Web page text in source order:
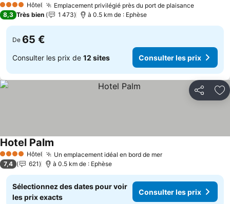
4 Étoiles Hôtel Emplacement privilégié près du port de plaisance
8,3 Très bien 1 473 à 0.5 km de : Ephèse
De 65 €
Consulter les prix de 12 sites Consulter les prix
Partager
4 Étoiles Hôtel Un emplacement idéal en bord de mer
Hotel Palm
7,4 621 à 0.5 km de : Ephèse
Sélectionnez des dates pour voir
les prix exacts
Consulter les prix